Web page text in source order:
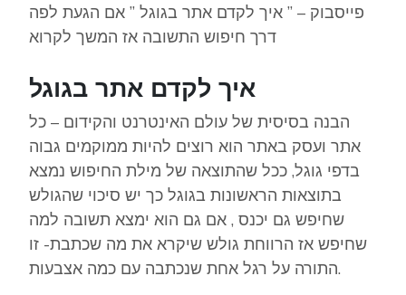
פייסבוק – ” איך לקדם אתר בגוגל ” אם הגעת לפה
דרך חיפוש התשובה אז המשך לקרוא
איך לקדם אתר בגוגל
הבנה בסיסית של עולם האינטרנט והקידום – כל
אתר ועסק באתר הוא רוצים להיות ממוקמים גבוה
בדפי גוגל, ככל שהתוצאה של מילת החיפוש נמצא
בתוצאות הראשונות בגוגל כך יש סיכוי שהגולש
שחיפש גם יכנס , אם גם הוא ימצא תשובה למה
שחיפש אז הרווחת גולש שיקרא את מה שכתבת- זו
התורה על רגל אחת שנכתבה עם כמה אצבעות.